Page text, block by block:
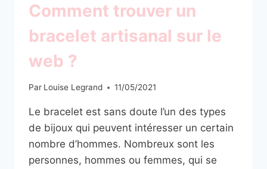
Comment trouver un
bracelet artisanal sur le
web ?
Par Louise Legrand 11/05/2021
Le bracelet est sans doute l’un des types
de bijoux qui peuvent intéresser un certain
nombre d’hommes. Nombreux sont les
personnes, hommes ou femmes, qui se